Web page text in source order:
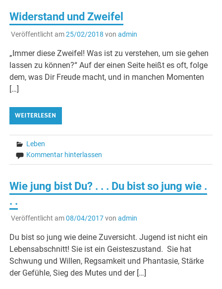
Widerstand und Zweifel
Veröffentlicht am25/02/2018 von admin
„Immer diese Zweifel! Was ist zu verstehen, um sie gehen
lassen zu können?“ Auf der einen Seite heißt es oft, folge
dem, was Dir Freude macht, und in manchen Momenten
[…]
WEITERLESEN
Leben
Kommentar hinterlassen
Wie jung bist Du? . . . Du bist so jung wie .
. .
Veröffentlicht am08/04/2017von admin
Du bist so jung wie deine Zuversicht. Jugend ist nicht ein
Lebensabschnitt! Sie ist ein Geisteszustand. Sie hat
Schwung und Willen, Regsamkeit und Phantasie, Stärke
der Gefühle, Sieg des Mutes und der […]